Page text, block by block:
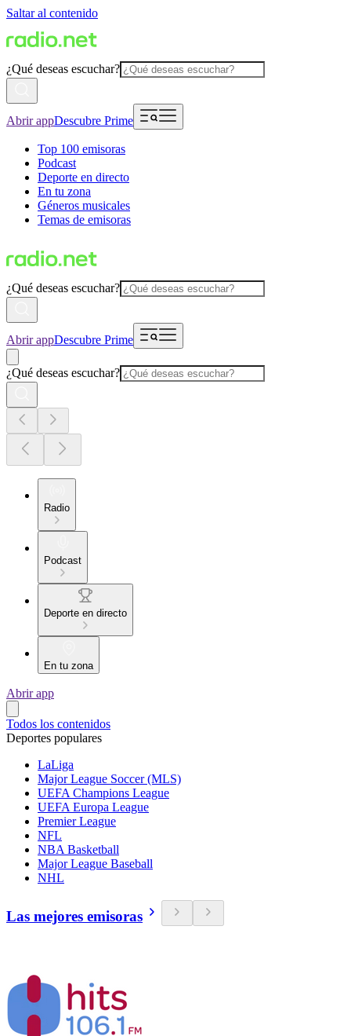
Saltar al contenido
¿Qué deseas escuchar?
Abrir appDescubre Prime
Top 100 emisoras
Podcast
Deporte en directo
En tu zona
Géneros musicales
Temas de emisoras
¿Qué deseas escuchar?
Abrir appDescubre Prime
¿Qué deseas escuchar?
Radio
Podcast
Deporte en directo
En tu zona
Abrir app
Todos los contenidos
Deportes populares
LaLiga
Major League Soccer (MLS)
UEFA Champions League
UEFA Europa League
Premier League
NFL
NBA Basketball
Major League Baseball
NHL
Las mejores emisoras